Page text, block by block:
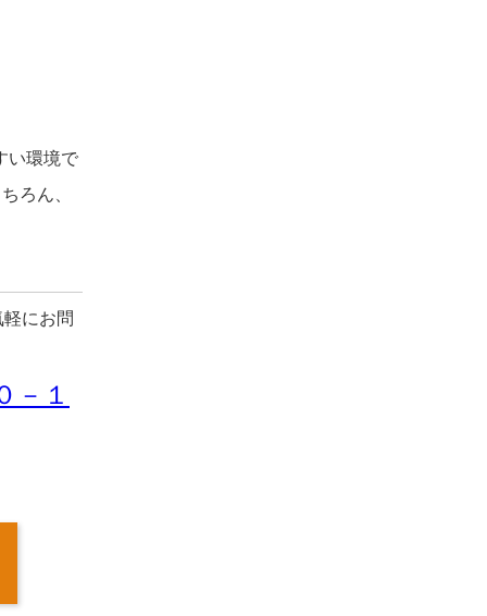
い環境で
ろん、
にお問
－１